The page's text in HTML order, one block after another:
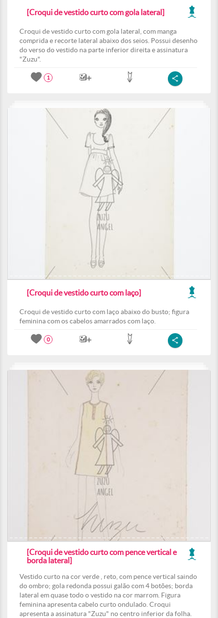
[Croqui de vestido curto com gola lateral]
Croqui de vestido curto com gola lateral, com manga
comprida e recorte lateral abaixo dos seios. Possui desenho
do verso do vestido na parte inferior direita e assinatura
"Zuzu".
1
[Croqui de vestido curto com laço]
Croqui de vestido curto com laço abaixo do busto; figura
feminina com os cabelos amarrados com laço.
0
[Croqui de vestido curto com pence vertical e
borda lateral]
Vestido curto na cor verde , reto, com pence vertical saindo
do ombro; gola redonda possui galão com 4 botões; borda
lateral em quase todo o vestido na cor marrom. Figura
feminina apresenta cabelo curto ondulado. Croqui
apresenta a assinatura "Zuzu" no centro inferior da folha.